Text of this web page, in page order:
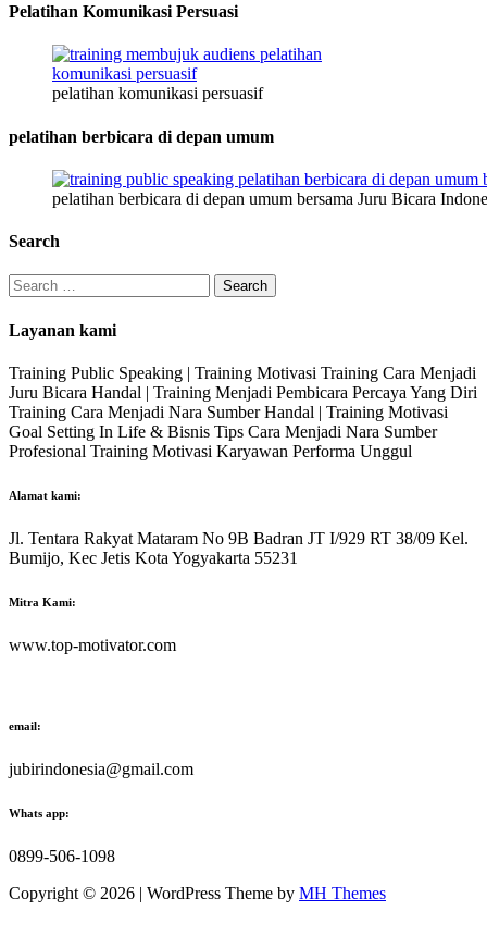
Pelatihan Komunikasi Persuasi
pelatihan komunikasi persuasif
pelatihan berbicara di depan umum
pelatihan berbicara di depan umum bersama Juru Bicara
Search
Search
for:
Layanan kami
Training Public Speaking | Training Motivasi Training Cara Menjadi
Juru Bicara Handal | Training Menjadi Pembicara Percaya Yang Diri
Training Cara Menjadi Nara Sumber Handal | Training Motivasi
Goal Setting In Life & Bisnis Tips Cara Menjadi Nara Sumber
Profesional Training Motivasi Karyawan Performa Unggul
Alamat kami:
Jl. Tentara Rakyat Mataram No 9B Badran JT I/929 RT 38/09 Kel.
Bumijo, Kec Jetis Kota Yogyakarta 55231
Mitra Kami:
www.top-motivator.com
email:
jubirindonesia@gmail.com
Whats app:
0899-506-1098
Copyright © 2026 | WordPress Theme by MH Themes